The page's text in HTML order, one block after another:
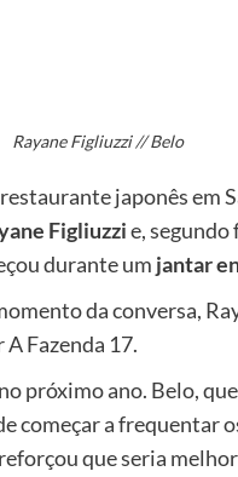
Rayane Figliuzzi // Belo
japonês em
Figliuzzie,
durante um jantar
da conversa,
Fazenda 17.
próximo ano. Belo,
começar a frequentar
que seria